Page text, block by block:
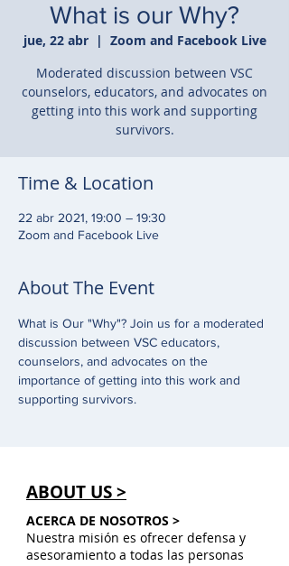
What is our Why?
jue, 22 abr
  |
Zoom and Facebook Live
Moderated discussion between VSC
counselors, educators, and advocates on
getting into this work and supporting
survivors.
Time & Location
22 abr 2021, 19:00 – 19:30
Zoom and Facebook Live
About The Event
What is Our "Why"? Join us for a moderated
discussion between VSC educators,
counselors, and advocates on the
importance of getting into this work and
supporting survivors.
ABOUT US >
ACERCA DE NOSOTROS >
Nuestra misión es ofrecer defensa y
asesoramiento a todas las personas